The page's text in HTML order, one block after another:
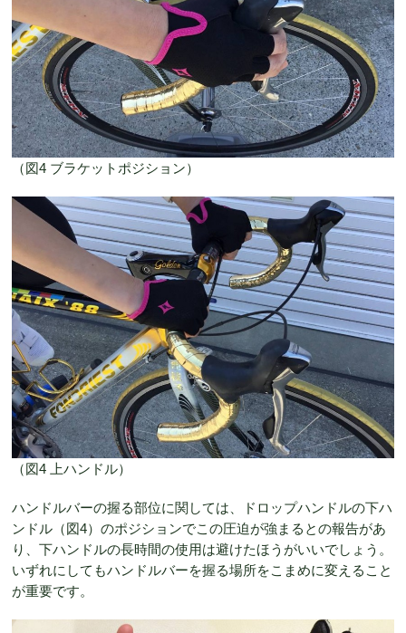
（図4 ブラケットポジション）
（図4 上ハンドル）
ハンドルバーの握る部位に関しては、ドロップハンドルの下ハ
ンドル（図4）のポジションでこの圧迫が強まるとの報告があ
り、下ハンドルの長時間の使用は避けたほうがいいでしょう。
いずれにしてもハンドルバーを握る場所をこまめに変えること
が重要です。